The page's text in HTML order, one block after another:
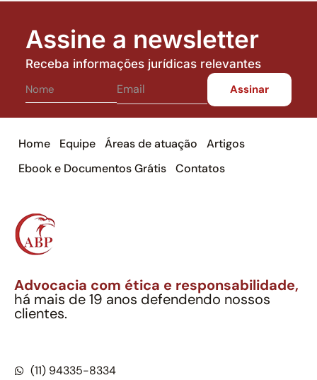
Assine a newsletter
Receba informações jurídicas relevantes
Home Equipe Áreas de atuação
Artigos
Ebook e Documentos Grátis
Contatos
Advocacia com ética e responsabilidade,
há mais de 19 anos defendendo nossos
clientes.
(11) 94335-8334